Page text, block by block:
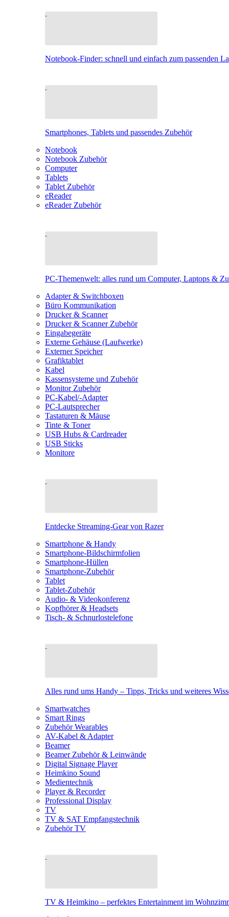
Notebook-Finder: schnell und einfach zum passenden
Smartphones, Tablets und passendes Zubehör
Notebook
Notebook Zubehör
Computer
Tablets
Tablet Zubehör
eReader
eReader Zubehör
PC-Themenwelt: alles rund um Computer, Laptops &
Adapter & Switchboxen
Büro Kommunikation
Drucker & Scanner
Drucker & Scanner Zubehör
Eingabegeräte
Externe Gehäuse (Laufwerke)
Externer Speicher
Grafiktablet
Kabel
Kassensysteme und Zubehör
Monitor Zubehör
PC-Kabel/-Adapter
PC-Lautsprecher
Tastaturen & Mäuse
Tinte & Toner
USB Hubs & Cardreader
USB Sticks
Monitore
Entdecke Streaming-Gear von Razer
Smartphone & Handy
Smartphone-Bildschirmfolien
Smartphone-Hüllen
Smartphone-Zubehör
Tablet
Tablet-Zubehör
Audio- & Videokonferenz
Kopfhörer & Headsets
Tisch- & Schnurlostelefone
Alles rund ums Handy – Tipps, Tricks und weiteres
Smartwatches
Smart Rings
Zubehör Wearables
AV-Kabel & Adapter
Beamer
Beamer Zubehör & Leinwände
Digital Signage Player
Heimkino Sound
Medientechnik
Player & Recorder
Professional Display
TV
TV & SAT Empfangstechnik
Zubehör TV
TV & Heimkino – perfektes Entertainment im